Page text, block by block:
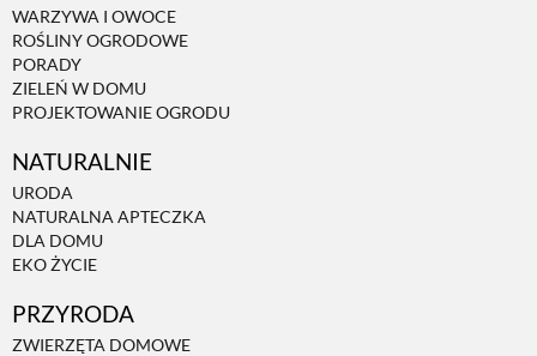
WARZYWA I OWOCE
ROŚLINY OGRODOWE
PORADY
ZIELEŃ W DOMU
PROJEKTOWANIE OGRODU
NATURALNIE
URODA
NATURALNA APTECZKA
DLA DOMU
EKO ŻYCIE
PRZYRODA
ZWIERZĘTA DOMOWE